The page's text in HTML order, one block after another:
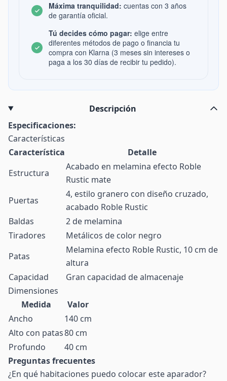
Máxima tranquilidad: cuentas con 3 años
de garantía oficial.
Tú decides cómo pagar: elige entre
diferentes métodos de pago o financia tu
compra con Klarna (3 meses sin intereses o
paga a los 30 días de recibir tu pedido).
Descripción
Especificaciones:
Características
Característica
Detalle
Estructura
Acabado en melamina efecto Roble
Rustic mate
Puertas
4, estilo granero con diseño cruzado,
acabado Roble Rustic
Baldas
2 de melamina
Tiradores
Metálicos de color negro
Patas
Melamina efecto Roble Rustic, 10 cm de
altura
Capacidad
Gran capacidad de almacenaje
Dimensiones
Medida
Valor
Ancho
140 cm
Alto con patas80 cm
Profundo
40 cm
Preguntas frecuentes
¿En qué habitaciones puedo colocar este aparador?